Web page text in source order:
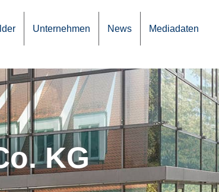
Unter­neh­men News Media­da­ten
KG